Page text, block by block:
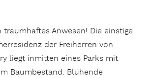
traumhaftes Anwesen! Die einstige
der Freiherren von
liegt inmitten eines Parks mit
Baumbestand. Blühende